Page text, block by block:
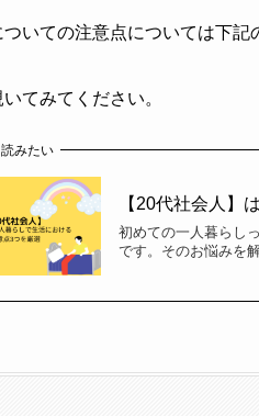
いての注意点については下記
てみてください。
みたい
【20代社会人】
初めての一人暮らし
です。そのお悩みを